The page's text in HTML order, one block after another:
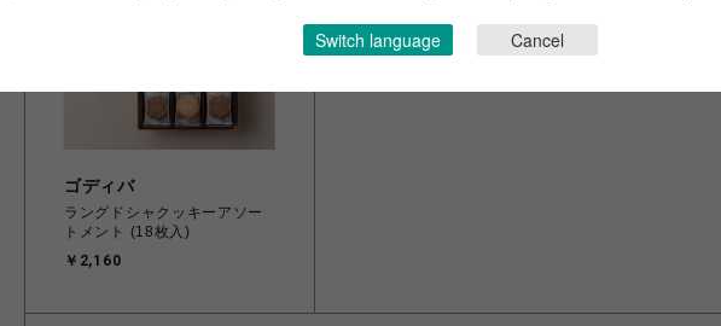
ゴディバ
ラングドシャクッキーアソー
トメント (18枚入)
￥2,160
Switch language Cancel